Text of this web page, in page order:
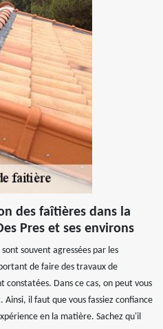
des faîtières dans la
Pres et ses environs
souvent agressées par les
de faire des travaux de
Dans ce cas, on peut vous
il faut que vous fassiez confiance
en la matière. Sachez qu'il